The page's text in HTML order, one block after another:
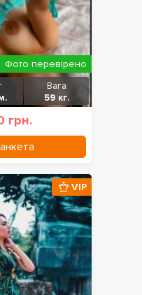
Вага
59 кг.
грн.
Фото перевірено
VIP